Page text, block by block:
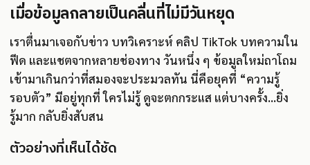
เมื่อข้อมูลกลายเป็นคลื่นที่ไม่มีวันหยุด
เราตื่นมาเจอกับข่าว บทวิเคราะห์ คลิป TikTok บทความใน
ฟีด และแชตจากหลายช่องทาง วันหนึ่ง ๆ ข้อมูลใหม่ถาโถม
เข้ามาเกินกว่าที่สมองจะประมวลทัน นี่คือยุคที่ “ความรู้
รอบตัว” มีอยู่ทุกที่ ใครไม่รู้ ดูจะตกกระแส แต่บางครั้ง...ยิ่ง
รู้มาก กลับยิ่งสับสน
ตัวอย่างที่เห็นได้ชัด